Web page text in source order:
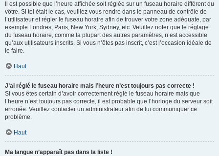
Il est possible que l’heure affichée soit réglée sur un fuseau horaire différent du
vôtre. Si tel était le cas, veuillez vous rendre dans le panneau de contrôle de
l’utilisateur et régler le fuseau horaire afin de trouver votre zone adéquate, par
exemple Londres, Paris, New York, Sydney, etc. Veuillez noter que le réglage
du fuseau horaire, comme la plupart des autres paramètres, n’est accessible
qu’aux utilisateurs inscrits. Si vous n’êtes pas inscrit, c’est l’occasion idéale de
le faire.
Haut
J’ai réglé le fuseau horaire mais l’heure n’est toujours pas correcte !
Si vous êtes certain d’avoir correctement réglé le fuseau horaire mais que
l’heure n’est toujours pas correcte, il est probable que l’horloge du serveur soit
erronée. Veuillez contacter un administrateur afin de lui communiquer ce
problème.
Haut
Ma langue n’apparaît pas dans la liste !